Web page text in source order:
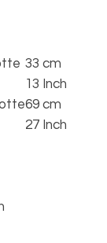
33 cm
13 Inch
69 cm
27 Inch